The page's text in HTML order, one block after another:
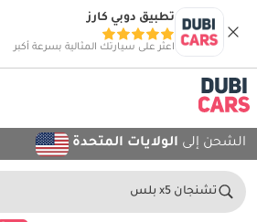
تطبيق دوبي كارز
اعثر على سيارتك المثالية بسرعة أكبر
الشحن إلى الولايات المتحدة
تشنجان x5 بلس